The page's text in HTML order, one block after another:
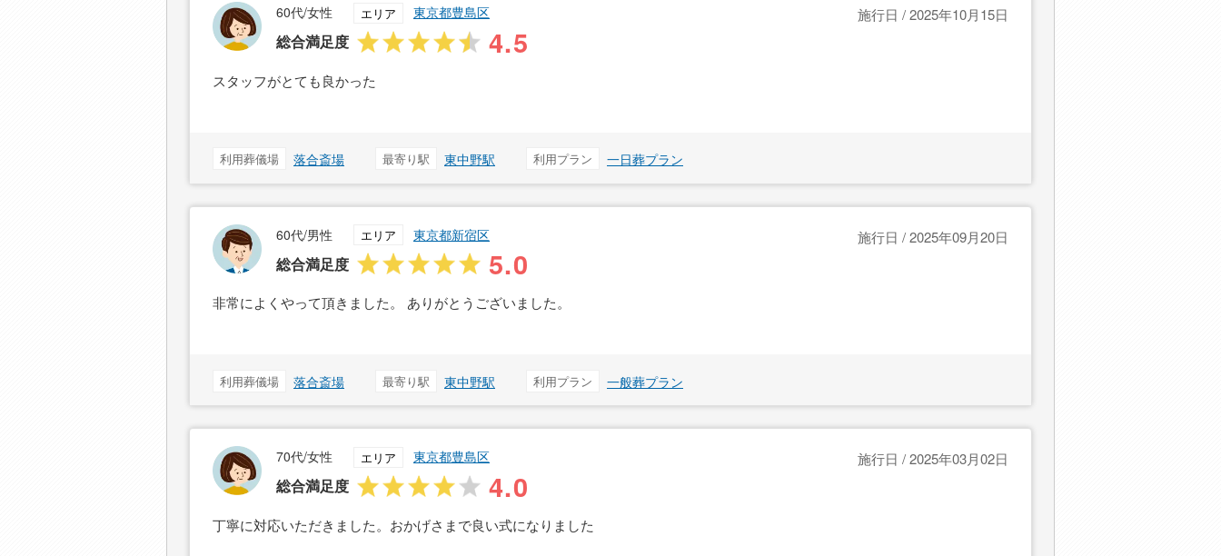
60代/女性 エリア 東京都豊島区
総合満足度 4.5
施行日 / 2025年10月15日
スタッフがとても良かった
利用葬儀場 落合斎場 最寄り駅 東中野駅 利用プラン 一日葬プラン
60代/男性 エリア 東京都新宿区
総合満足度 5.0
施行日 / 2025年09月20日
非常によくやって頂きました。 ありがとうございました。
利用葬儀場 落合斎場 最寄り駅 東中野駅 利用プラン 一般葬プラン
70代/女性 エリア 東京都豊島区
総合満足度 4.0
施行日 / 2025年03月02日
丁寧に対応いただきました。おかげさまで良い式になりました